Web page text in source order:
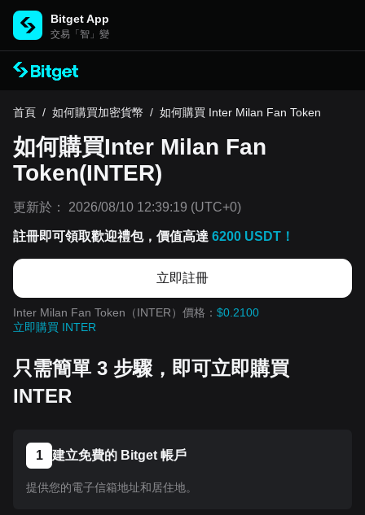
Bitget App
交易「智」變
首頁 / 如何購買加密貨幣 / 如何購買 Inter Milan Fan Token
如何購買Inter Milan Fan
Token(INTER)
更新於： 2026/08/10 12:39:19 (UTC+0)
註冊即可領取歡迎禮包，價值高達 6200 USDT！
立即註冊
Inter Milan Fan Token（INTER）價格： $0.2100
立即購買 INTER
只需簡單 3 步驟，即可立即購買
INTER
1 建立免費的 Bitget 帳戶
提供您的電子信箱地址和居住地。